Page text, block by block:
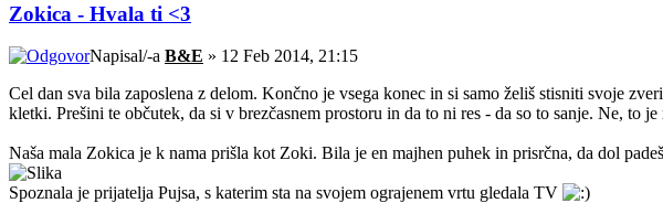
Zokica - Hvala ti <3
Napisal/-a B&E » 12 Feb 2014, 21:15
Cel dan sva bila zaposlena z delom. Končno je vsega konec in si samo želiš stisniti svoje
kletki. Prešini te občutek, da si v brezčasnem prostoru in da to ni res - da so to sanje. Ne, to je
Naša mala Zokica je k nama prišla kot Zoki. Bila je en majhen puhek in prisrčna, da dol padeš
Spoznala je prijatelja Pujsa, s katerim sta na svojem ograjenem vrtu gledala TV